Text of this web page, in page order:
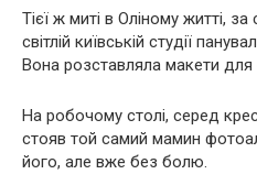
Тієї ж миті в Оліному житті, за
світлій київській студії
Вона розставляла макети для
На робочому столі, серед
стояв той самий мамин
його, але вже без болю.